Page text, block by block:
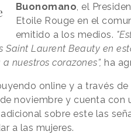
Buonomano , el
Etoile Rouge en el
emitido a los medios.
Saint Laurent Beauty en
nuestros corazones”, ha
online y a través de
noviembre y cuenta con
sobre este las
a las mujeres.